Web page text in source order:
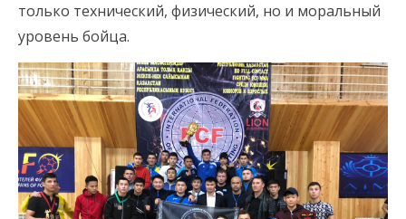
только технический, физический, но и моральный
уровень бойца.